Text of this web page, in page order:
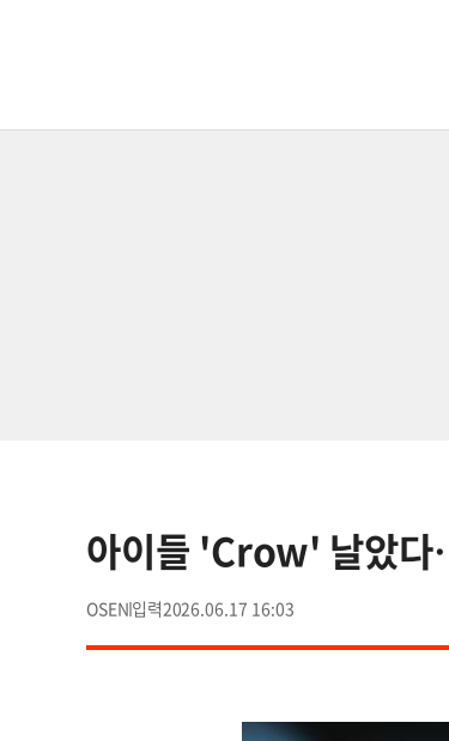
아이들 'Crow' 날았다
OSEN 2026.06.17 16:03